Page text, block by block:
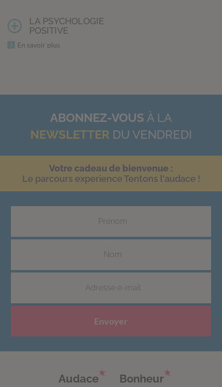
LA PSYCHOLOGIE
POSITIVE
En savoir plus
ABONNEZ-VOUS À LA
NEWSLETTER DU VENDREDI
Votre cadeau de bienvenue :
Le parcours experience Tentons l'audace !
Envoyer
Audace Bonheur